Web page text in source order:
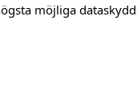
möjliga